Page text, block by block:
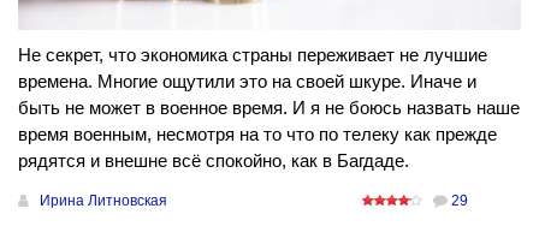
Не секрет, что экономика страны переживает не лучшие
времена. Многие ощутили это на своей шкуре. Иначе и
быть не может в военное время. И я не боюсь назвать наше
время военным, несмотря на то что по телеку как прежде
рядятся и внешне всё спокойно, как в Багдаде.
Ирина Литновская 29